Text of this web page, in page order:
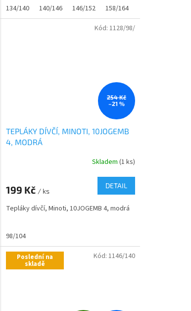
122/128 128/134 134/140 140/146 146/152
134/140
140/146 146/152 158/164
254 Kč
–21 %
TEPLÁKY DÍVČÍ, MINOTI, 10JOGEMB
4, MODRÁ
Skladem (1 ks)
199 Kč / ks
DETAIL
Tepláky dívčí, Minoti, 10JOGEMB 4, modrá
98/104
Kód: 1128/98/
Poslední na
skladě
Kód: 1146/140